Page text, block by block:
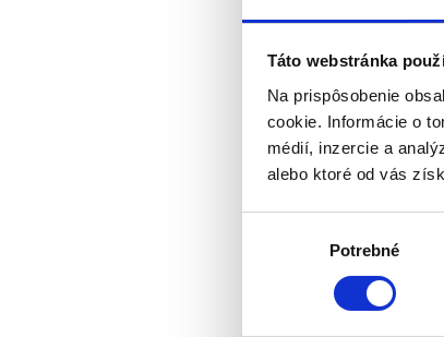
Táto webstránka
Na prispôsobenie
cookie. Informácie o
médií, inzercie a
alebo ktoré od vás
Potrebné